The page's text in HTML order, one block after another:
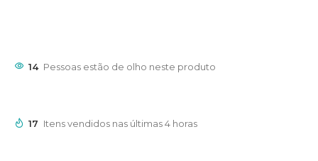
14 Pessoas estão de olho neste produto
17 Itens vendidos nas últimas 4 horas